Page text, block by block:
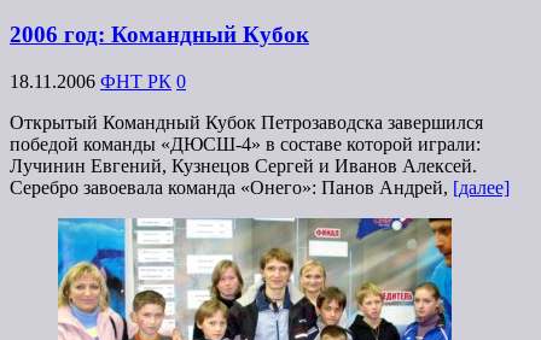
2006 год: Командный Кубок
18.11.2006 ФНТ РК 0
Открытый Командный Кубок Петрозаводска завершился
победой команды «ДЮСШ-4» в составе которой играли:
Лучинин Евгений, Кузнецов Сергей и Иванов Алексей.
Серебро завоевала команда «Онего»: Панов Андрей, [далее]